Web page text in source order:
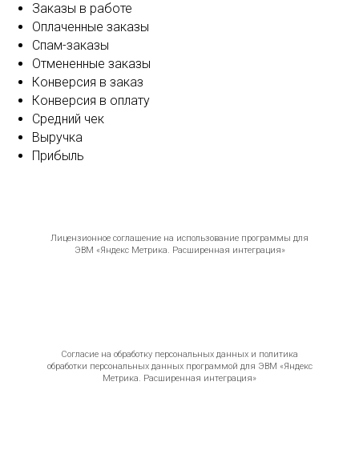
Заказы в работе
Оплаченные заказы
Спам-заказы
Отмененные заказы
Конверсия в заказ
Конверсия в оплату
Средний чек
Выручка
Прибыль
Лицензионное соглашение на использование программы для
ЭВМ «Яндекс Метрика. Расширенная интеграция»
Согласие на обработку персональных данных и политика
обработки персональных данных программой для ЭВМ «Яндекс
Метрика. Расширенная интеграция»